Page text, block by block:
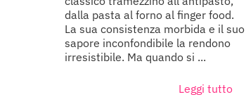
dalla pasta al forno al finger food.
La sua consistenza morbida e il suo
sapore inconfondibile la rendono
irresistibile. Ma quando si ...
Leggi tutto